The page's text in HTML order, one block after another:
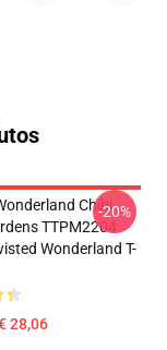
Chibi
TTPM2204
Wonderland T-
28,06
-20%